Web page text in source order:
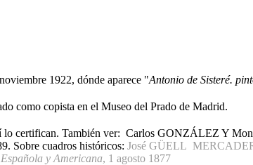
1922, dónde aparece "Antonio de Sisteré.
como copista en el Museo del Prado de Madrid.
lo certifican. También ver: Carlos GONZÁLEZ Y
Sobre cuadros históricos: José GÜELL
y Americana, 1 agosto 1877